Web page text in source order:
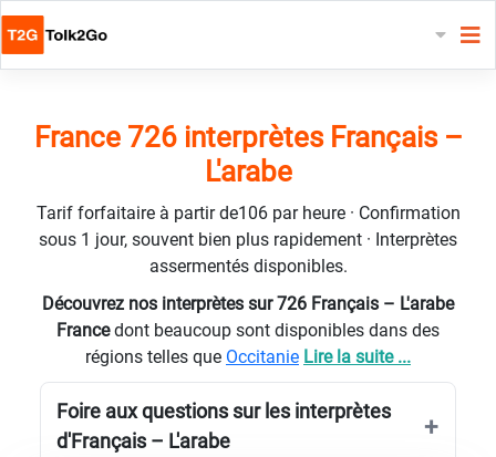
France 726 interprètes Français –
L'arabe
Tarif forfaitaire à partir de106 par heure · Confirmation
sous 1 jour, souvent bien plus rapidement · Interprètes
assermentés disponibles.
Découvrez nos interprètes sur 726 Français – L'arabe
Francedont beaucoup sont disponibles dans des
régions telles que Occitanie Lire la suite ...
Foire aux questions sur les interprètes
d'Français – L'arabe